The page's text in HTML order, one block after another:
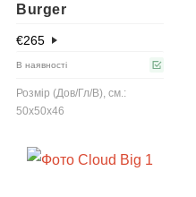
Burger
€265
В наявності
Розмір (Дов/Гл/В), см.:
50x50x46